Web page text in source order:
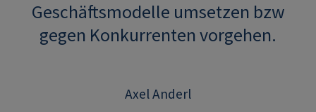
Geschäftsmodelle umsetzen bzw
gegen Konkurrenten vorgehen.
Axel Anderl